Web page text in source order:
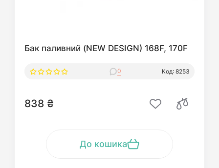
Бак паливний (NEW DESIGN) 168F, 170F
0 Код: 8253
838 ₴
До кошика